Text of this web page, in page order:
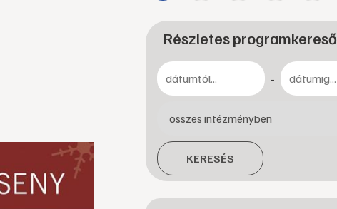
Részletes programkereső
-
KERESÉS